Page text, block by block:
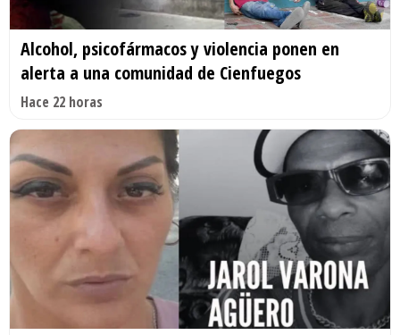
Alcohol, psicofármacos y violencia ponen en
alerta a una comunidad de Cienfuegos
Hace 22 horas